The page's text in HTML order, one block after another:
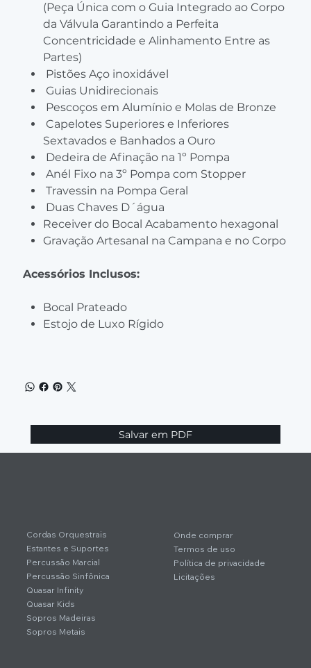
(Peça Única com o Guia Integrado ao Corpo
da Válvula Garantindo a Perfeita
Concentricidade e Alinhamento Entre as
Partes)
Pistões Aço inoxidável
Guias Unidirecionais
Pescoços em Alumínio e Molas de Bronze
Capelotes Superiores e Inferiores
Sextavados e Banhados a Ouro
Dedeira de Afinação na 1º Pompa
Anél Fixo na 3º Pompa com Stopper
Travessin na Pompa Geral
Duas Chaves D´água
Receiver do Bocal Acabamento hexagonal
Gravação Artesanal na Campana e no Corpo
Acessórios Inclusos:
Bocal Prateado
Estojo de Luxo Rígido
Salvar em PDF
Onde comprar
Termos de uso
Política de privacidade
Licitações
Cordas Orquestrais
Estantes e Suportes
Percussão Marcial
Percussão Sinfônica
Quasar Infinity
Quasar Kids
Sopros Madeiras
Sopros Metais